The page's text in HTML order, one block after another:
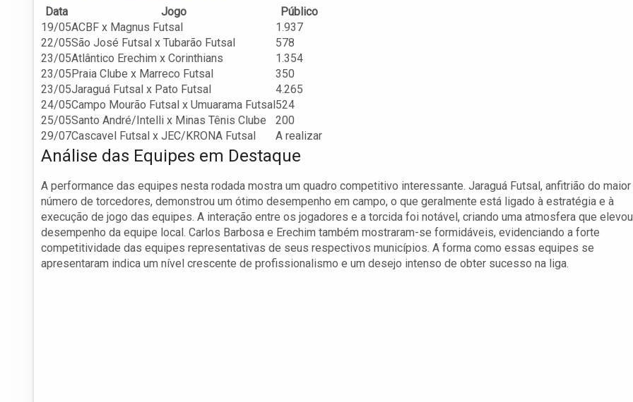
Data Jogo
Público
19/05ACBF x Magnus Futsal
1.937
22/05São José Futsal x Tubarão Futsal
578
23/05Atlântico Erechim x Corinthians
1.354
23/05 Praia Clube x Marreco Futsal
350
23/05Jaraguá Futsal x Pato Futsal
4.265
24/05Campo Mourão Futsal x Umuarama Futsal 524
25/05Santo André/Intelli x Minas Tênis Clube
200
29/07Cascavel Futsal x JEC/KRONA Futsal A realizar
Análise das Equipes em Destaque
A performance das equipes nesta rodada mostra um quadro competitivo interessante. Jaraguá Futsal, anfitrião do maior
número de torcedores, demonstrou um ótimo desempenho em campo, o que geralmente está ligado à estratégia e à
execução de jogo das equipes. A interação entre os jogadores e a torcida foi notável, criando uma atmosfera que
desempenho da equipe local. Carlos Barbosa e Erechim também mostraram-se formidáveis, evidenciando a forte
competitividade das equipes representativas de seus respectivos municípios. A forma como essas equipes se
apresentaram indica um nível crescente de profissionalismo e um desejo intenso de obter sucesso na liga.